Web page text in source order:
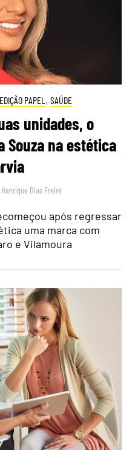
EDIÇÃO PAPEL , SAÚDE
unidades, o
Souza na estética
Henrique Dias Freire
após regressar
uma marca com
e Vilamoura